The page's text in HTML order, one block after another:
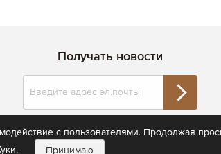
Получать новости
Подписаться
на
рассылку:
с пользователями. Продолжая
Принимаю